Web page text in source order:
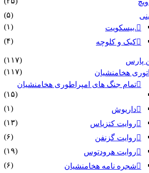
(۵)
.بیسکویت
(۱)
کیک و کلوچه
(۴)
پارس
(۱۱۷)
هخامنشیان
(۱۱۷)
تمام جنگ های امپراطوری هخامنشیان
(۱۵)
داریوش
(۱)
روایت کتزیاس
(۱۳)
روایت گزنفن
(۶)
روایت هرودتوس
(۱۹)
شجره نامه هخامنشیان
(۶)